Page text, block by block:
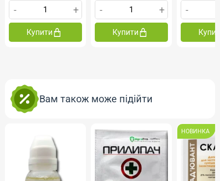
- +
Купити
- +
Купити
-
Вам також може підійти
НОВИНКА